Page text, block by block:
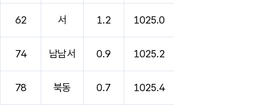
62 서 1.2 1025.0
74 남남서 0.9 1025.2
78 북동 0.7 1025.4